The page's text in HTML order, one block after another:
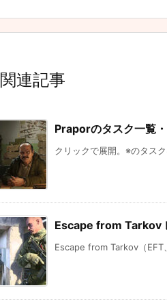
関連記事
Praporのタスク一覧
クリックで展開。※のタス
Escape from Tarkov
Escape from Tarkov（EFT